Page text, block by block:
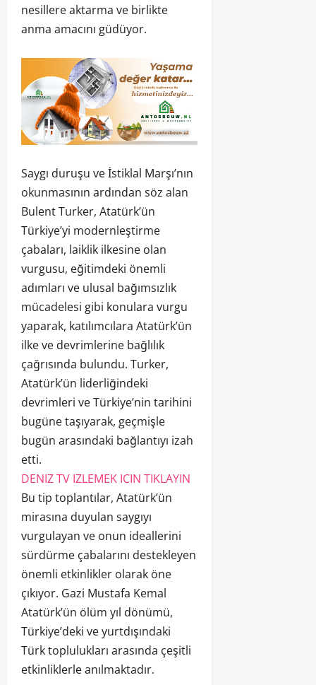
nesillere aktarma ve birlikte
anma amacını güdüyor.
Saygı duruşu ve İstiklal Marşı’nın
okunmasının ardından söz alan
Bulent Turker, Atatürk’ün
Türkiye’yi modernleştirme
çabaları, laiklik ilkesine olan
vurgusu, eğitimdeki önemli
adımları ve ulusal bağımsızlık
mücadelesi gibi konulara vurgu
yaparak, katılımcılara Atatürk’ün
ilke ve devrimlerine bağlılık
çağrısında bulundu. Turker,
Atatürk’ün liderliğindeki
devrimleri ve Türkiye’nin tarihini
bugüne taşıyarak, geçmişle
bugün arasındaki bağlantıyı izah
etti.
DENIZ TV IZLEMEK ICIN TIKLAYIN
Bu tip toplantılar, Atatürk’ün
mirasına duyulan saygıyı
vurgulayan ve onun ideallerini
sürdürme çabalarını destekleyen
önemli etkinlikler olarak öne
çıkıyor. Gazi Mustafa Kemal
Atatürk’ün ölüm yıl dönümü,
Türkiye’deki ve yurtdışındaki
Türk toplulukları arasında çeşitli
etkinliklerle anılmaktadır.